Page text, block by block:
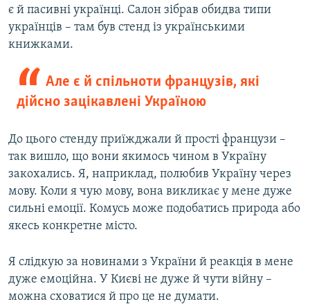
є й пасивні українці. Салон зібрав обидва типи
українців – там був стенд із українськими
книжками.
Але є й спільноти французів, які
дійсно зацікавлені Україною
До цього стенду приїжджали й прості французи –
так вишло, що вони якимось чином в Україну
закохались. Я, наприклад, полюбив Україну через
мову. Коли я чую мову, вона викликає у мене дуже
сильні емоції. Комусь може подобатись природа або
якесь конкретне місто.
Я слідкую за новинами з України й реакція в мене
дуже емоційна. У Києві не дуже й чути війну –
можна сховатися й про це не думати.